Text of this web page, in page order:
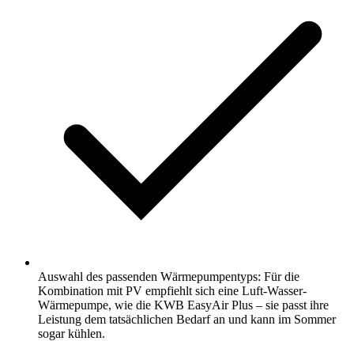
Auswahl des passenden Wärmepumpentyps: Für die
Kombination mit PV empfiehlt sich eine Luft-Wasser-
Wärmepumpe, wie die KWB EasyAir Plus – sie passt ihre
Leistung dem tatsächlichen Bedarf an und kann im Sommer
sogar kühlen.